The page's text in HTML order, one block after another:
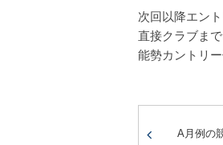
次回以降エン
直接クラブま
能勢カントリ
A月例の